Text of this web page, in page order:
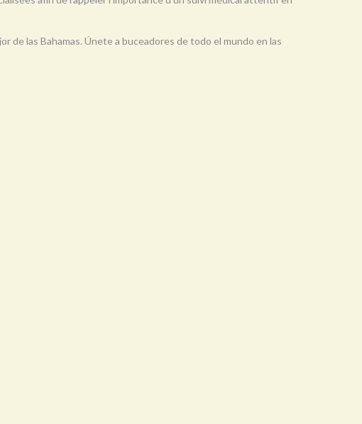
de las Bahamas. Únete a buceadores de todo el mundo en las